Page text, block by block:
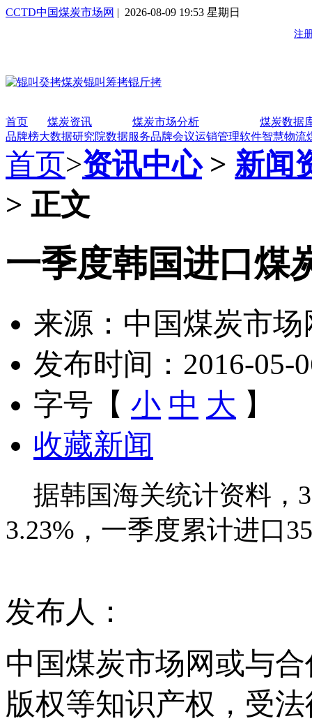
CCTD中国煤炭市场网 | 2026-08-09 19:53 星期日
首页 煤炭资讯 煤炭市场分析
煤炭数据
品牌榜大数据研究院数据服务品牌会议运销管理软件智慧物流
首页>资讯中心> 新闻
> 正文
一季度韩国进口煤
来源：中国煤炭市场
发布时间：2016-05-
字号【 小 中 大 】
收藏新闻
据韩国海关统计资料，
3.23%，一季度累计进口
发布人：
中国煤炭市场网或与
版权等知识产权，受